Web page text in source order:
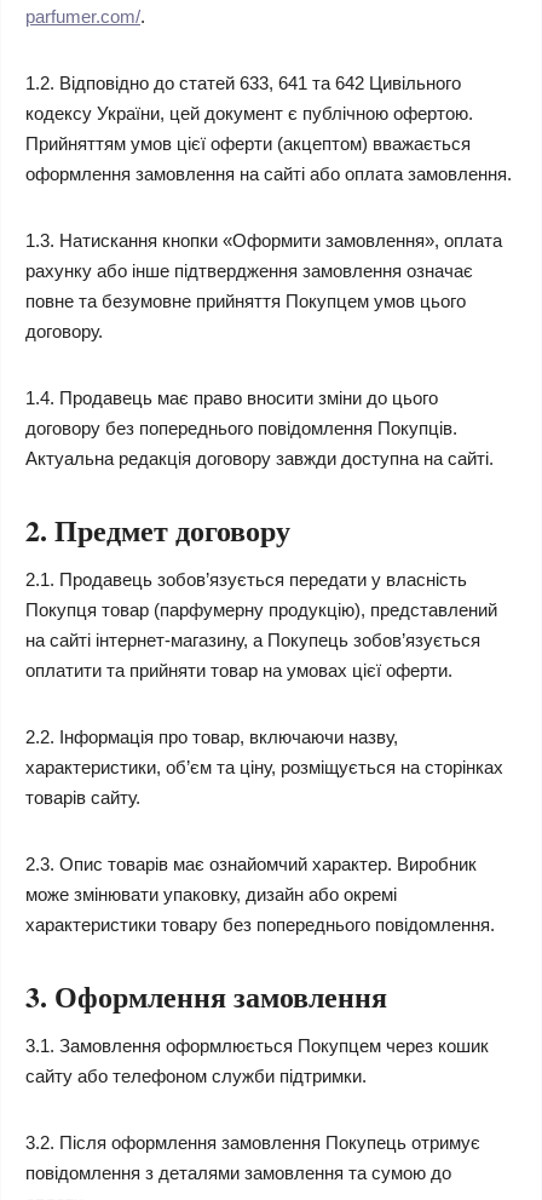
parfumer.com/.
1.2. Відповідно до статей 633, 641 та 642 Цивільного
кодексу України, цей документ є публічною офертою.
Прийняттям умов цієї оферти (акцептом) вважається
оформлення замовлення на сайті або оплата замовлення.
1.3. Натискання кнопки «Оформити замовлення», оплата
рахунку або інше підтвердження замовлення означає
повне та безумовне прийняття Покупцем умов цього
договору.
1.4. Продавець має право вносити зміни до цього
договору без попереднього повідомлення Покупців.
Актуальна редакція договору завжди доступна на сайті.
2. Предмет договору
2.1. Продавець зобов’язується передати у власність
Покупця товар (парфумерну продукцію), представлений
на сайті інтернет-магазину, а Покупець зобов’язується
оплатити та прийняти товар на умовах цієї оферти.
2.2. Інформація про товар, включаючи назву,
характеристики, об’єм та ціну, розміщується на сторінках
товарів сайту.
2.3. Опис товарів має ознайомчий характер. Виробник
може змінювати упаковку, дизайн або окремі
характеристики товару без попереднього повідомлення.
3. Оформлення замовлення
3.1. Замовлення оформлюється Покупцем через кошик
сайту або телефоном служби підтримки.
3.2. Після оформлення замовлення Покупець отримує
повідомлення з деталями замовлення та сумою до